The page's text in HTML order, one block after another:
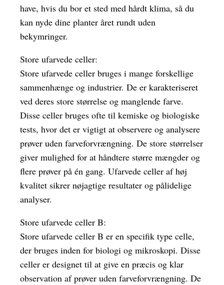
have, hvis du bor et sted med hårdt klima, så du
kan nyde dine planter året rundt uden
bekymringer.
Store ufarvede celler:
Store ufarvede celler bruges i mange forskellige
sammenhænge og industrier. De er karakteriseret
ved deres store størrelse og manglende farve.
Disse celler bruges ofte til kemiske og biologiske
tests, hvor det er vigtigt at observere og analysere
prøver uden farveforvrængning. De store størrelser
giver mulighed for at håndtere større mængder og
flere prøver på én gang. Ufarvede celler af høj
kvalitet sikrer nøjagtige resultater og pålidelige
analyser.
Store ufarvede celler B:
Store ufarvede celler B er en specifik type celle,
der bruges inden for biologi og mikroskopi. Disse
celler er designet til at give en præcis og klar
observation af prøver uden farveforvrængning. De